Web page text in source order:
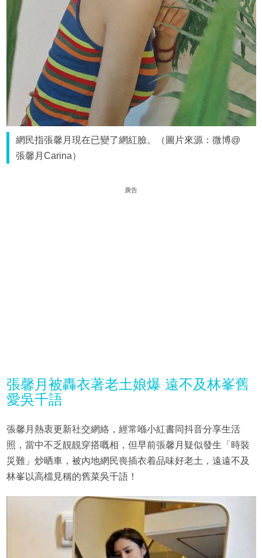
網民指張馨月現在已變了網紅臉。（圖片來源：微博@
張馨月Carina）
廣告
張馨月被轟衣著老土娘爆 遠不及林峯舊
愛吳千語
張馨月熱衷更新社交網絡，經常喺小紅書同抖音分享生活
照，當中不乏靚靚穿搭嘅相，但早前張馨月疑似發生「時裝
災難」炒晒車，被內地網民喪插衣着品味好老土，遠遠不及
林峯以高檔見稱的舊菜吳千語！